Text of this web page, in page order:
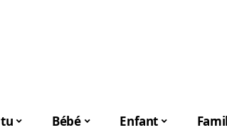
Bébé Enfant